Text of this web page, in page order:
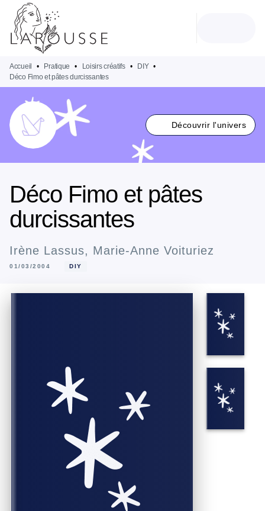
MENU
PIED DE PAGE
Accueil • Pratique • Loisirs créatifs • DIY •
Déco Fimo et pâtes durcissantes
Découvrir l'univers
Déco Fimo et pâtes
durcissantes
Irène Lassus, Marie-Anne Voituriez
01/03/2004 DIY